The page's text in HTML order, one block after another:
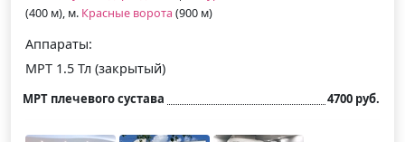
(400 м), м. Красные ворота (900 м)
Аппараты:
МРТ 1.5 Тл (закрытый)
МРТ плечевого сустава 4700 руб.